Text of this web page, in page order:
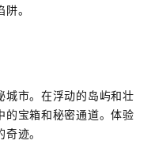
。
城市。在浮动的岛屿和壮
的宝箱和秘密通道。体验
迹。